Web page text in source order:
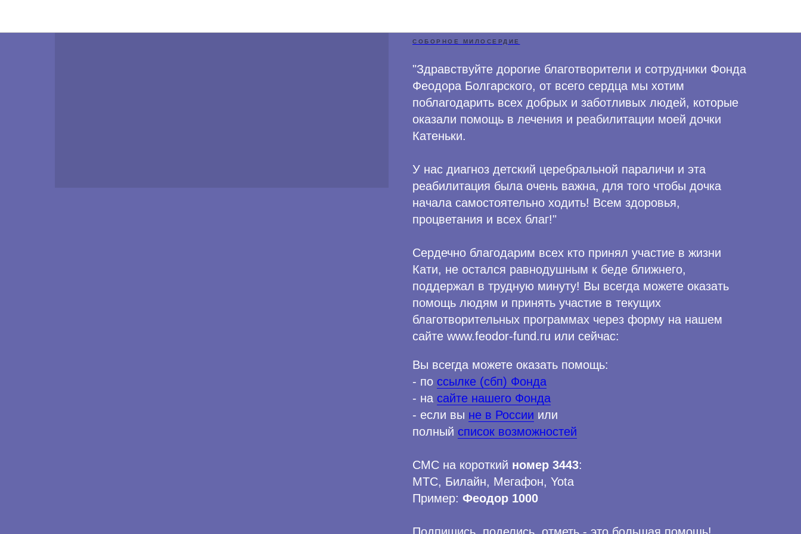
СОБОРНОЕ МИЛОСЕРДИЕ
"Здравствуйте дорогие благотворители и сотрудники Фонда
Феодора Болгарского, от всего сердца мы хотим
поблагодарить всех добрых и заботливых людей, которые
оказали помощь в лечения и реабилитации моей дочки
Катеньки.
У нас диагноз детский церебральной параличи и эта
реабилитация была очень важна, для того чтобы дочка
начала самостоятельно ходить! Всем здоровья,
процветания и всех благ!"
Сердечно благодарим всех кто принял участие в жизни
Кати, не остался равнодушным к беде ближнего,
поддержал в трудную минуту! Вы всегда можете оказать
помощь людям и принять участие в текущих
благотворительных программах через форму на нашем
сайте www.feodor-fund.ru или сейчас:
Вы всегда можете оказать помощь:
- по ссылке (сбп) Фонда
- на сайте нашего Фонда
- если вы не в России или
полный список возможностей
СМС на короткий номер 3443:
МТС, Билайн, Мегафон, Yota
Пример: Феодор 1000